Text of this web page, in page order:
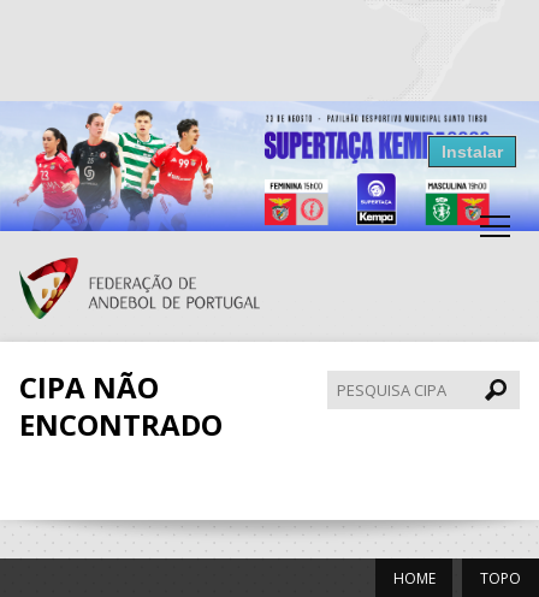
Resultados Andebol
Federação de Andebol de Portugal
Grátis - Disponivel na Play Store
Instalar
CIPA NÃO
ENCONTRADO
CIPA
TOPO
HOME